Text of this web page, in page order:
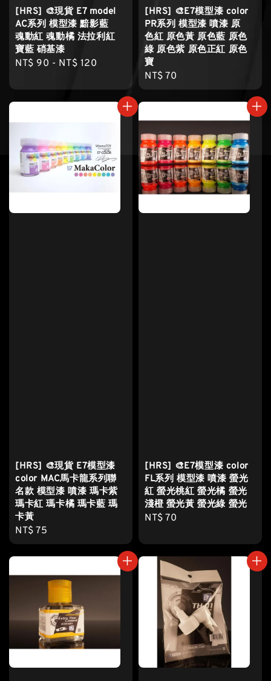
[HRS] 🎨現貨 E7 model
AC系列 模型漆 黯影藍
魂動紅 魂動橘 法拉利紅
寶藍 硝基漆
Regular
NT$ 90 - NT$ 120
[HRS] 🎨E7模型漆 color
PR系列 模型漆 噴漆 原
色紅 原色黃 原色藍 原色
綠 原色紫 原色正紅 原色
寶
Regular
price
NT$ 70
[HRS] 🎨現貨 E7模型漆
color MAC馬卡龍系列聯
名款 模型漆 噴漆 瑪卡紫
瑪卡紅 瑪卡橘 瑪卡藍 瑪
卡黃
Regular
price
NT$ 75
[HRS] 🎨E7模型漆 color
FL系列 模型漆 噴漆 螢光
紅 螢光桃紅 螢光橘 螢光
淺橙 螢光黃 螢光綠 螢光
Regular
NT$ 70